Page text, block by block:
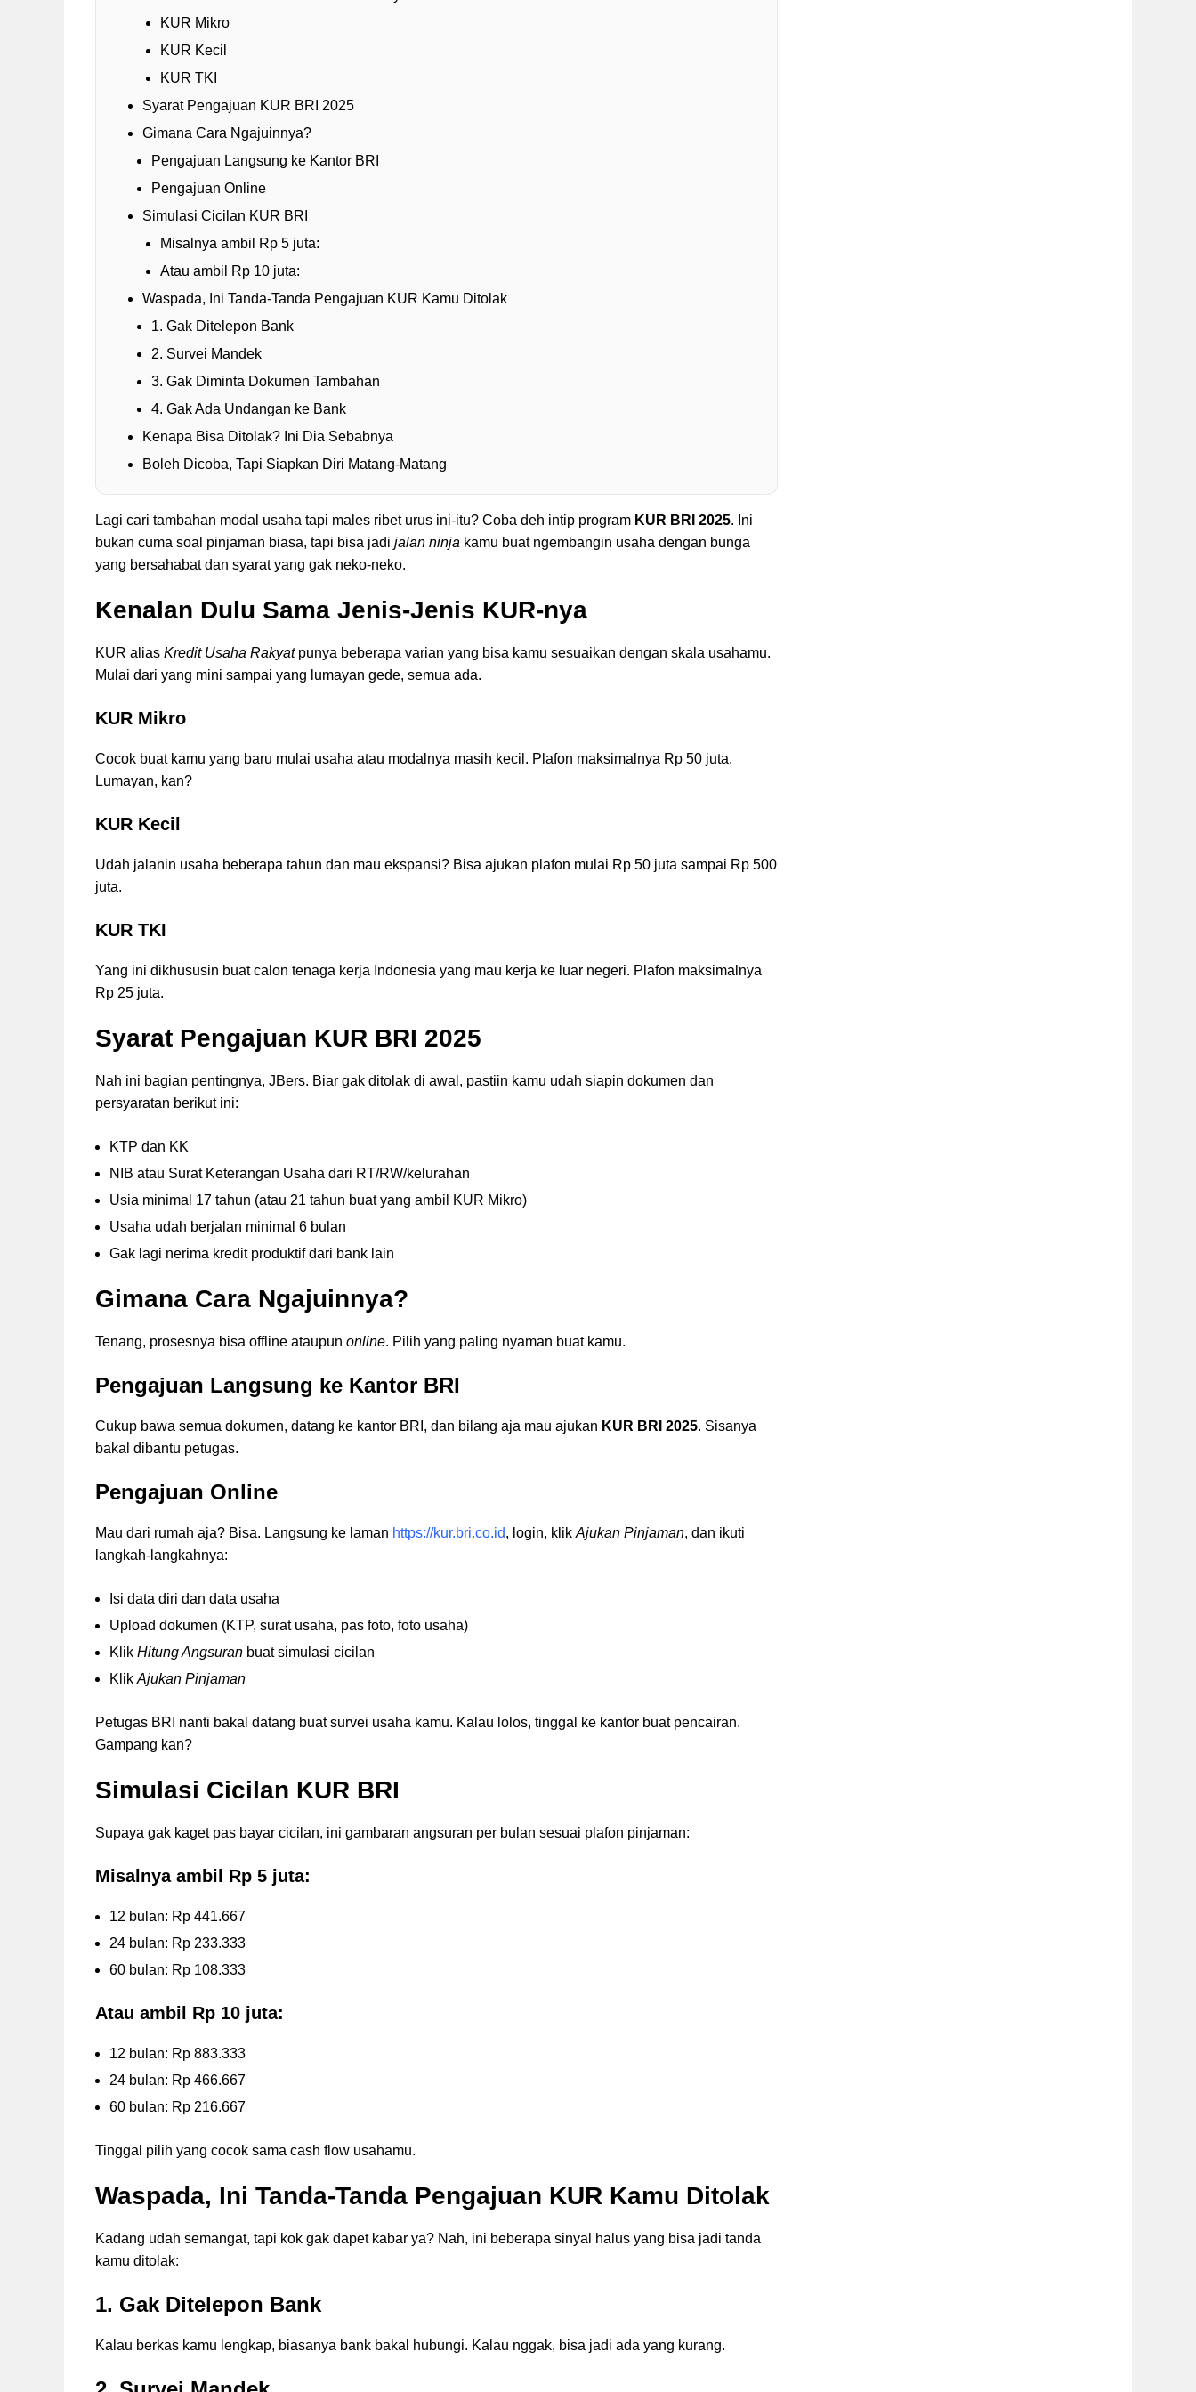
KUR Mikro
KUR Kecil
KUR TKI
Syarat Pengajuan KUR BRI 2025
Gimana Cara Ngajuinnya?
Pengajuan Langsung ke Kantor BRI
Pengajuan Online
Simulasi Cicilan KUR BRI
Misalnya ambil Rp 5 juta:
Atau ambil Rp 10 juta:
Waspada, Ini Tanda-Tanda Pengajuan KUR Kamu Ditolak
1. Gak Ditelepon Bank
2. Survei Mandek
3. Gak Diminta Dokumen Tambahan
4. Gak Ada Undangan ke Bank
Kenapa Bisa Ditolak? Ini Dia Sebabnya
Boleh Dicoba, Tapi Siapkan Diri Matang-Matang
Lagi cari tambahan modal usaha tapi males ribet urus ini-itu? Coba deh intip program KUR BRI 2025. Ini
bukan cuma soal pinjaman biasa, tapi bisa jadi jalan ninja kamu buat ngembangin usaha dengan bunga
yang bersahabat dan syarat yang gak neko-neko.
Kenalan Dulu Sama Jenis-Jenis KUR-nya
KUR alias Kredit Usaha Rakyatpunya beberapa varian yang bisa kamu sesuaikan dengan skala usahamu.
Mulai dari yang mini sampai yang lumayan gede, semua ada.
KUR Mikro
Cocok buat kamu yang baru mulai usaha atau modalnya masih kecil. Plafon maksimalnya Rp 50 juta.
Lumayan, kan?
KUR Kecil
Udah jalanin usaha beberapa tahun dan mau ekspansi? Bisa ajukan plafon mulai Rp 50 juta sampai Rp 500
juta.
KUR TKI
Yang ini dikhususin buat calon tenaga kerja Indonesia yang mau kerja ke luar negeri. Plafon maksimalnya
Rp 25 juta.
Syarat Pengajuan KUR BRI 2025
Nah ini bagian pentingnya, JBers. Biar gak ditolak di awal, pastiin kamu udah siapin dokumen dan
persyaratan berikut ini:
KTP dan KK
NIB atau Surat Keterangan Usaha dari RT/RW/kelurahan
Usia minimal 17 tahun (atau 21 tahun buat yang ambil KUR Mikro)
Usaha udah berjalan minimal 6 bulan
Gak lagi nerima kredit produktif dari bank lain
Gimana Cara Ngajuinnya?
Tenang, prosesnya bisa offline ataupun online. Pilih yang paling nyaman buat kamu.
Pengajuan Langsung ke Kantor BRI
Cukup bawa semua dokumen, datang ke kantor BRI, dan bilang aja mau ajukan KUR BRI 2025. Sisanya
bakal dibantu petugas.
Pengajuan Online
Mau dari rumah aja? Bisa. Langsung ke laman https://kur.bri.co.id, login, klikAjukan Pinjaman, dan ikuti
langkah-langkahnya:
Isi data diri dan data usaha
Upload dokumen (KTP, surat usaha, pas foto, foto usaha)
Klik Hitung Angsuran buat simulasi cicilan
KlikAjukan Pinjaman
Petugas BRI nanti bakal datang buat survei usaha kamu. Kalau lolos, tinggal ke kantor buat pencairan.
Gampang kan?
Simulasi Cicilan KUR BRI
Supaya gak kaget pas bayar cicilan, ini gambaran angsuran per bulan sesuai plafon pinjaman:
Misalnya ambil Rp 5 juta:
12 bulan: Rp 441.667
24 bulan: Rp 233.333
60 bulan: Rp 108.333
Atau ambil Rp 10 juta:
12 bulan: Rp 883.333
24 bulan: Rp 466.667
60 bulan: Rp 216.667
Tinggal pilih yang cocok sama cash flow usahamu.
Waspada, Ini Tanda-Tanda Pengajuan KUR Kamu Ditolak
Kadang udah semangat, tapi kok gak dapet kabar ya? Nah, ini beberapa sinyal halus yang bisa jadi tanda
kamu ditolak:
1. Gak Ditelepon Bank
Kalau berkas kamu lengkap, biasanya bank bakal hubungi. Kalau nggak, bisa jadi ada yang kurang.